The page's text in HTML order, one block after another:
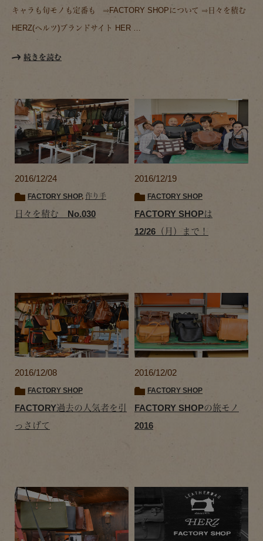
キャラも旬モノも定番も ⇒FACTORY SHOPについて ⇒日々を積む
HERZ(ヘルツ)ブランドサイト HER …
続きを読む
2016/12/24
FACTORY SHOP, 作り手
日々を積む No.030
2016/12/19
FACTORY SHOP
FACTORY SHOPは
12/26（月）まで！
2016/12/08
FACTORY SHOP
FACTORY過去の人気者を引
っさげて
2016/12/02
FACTORY SHOP
FACTORY SHOPの旅モノ
2016